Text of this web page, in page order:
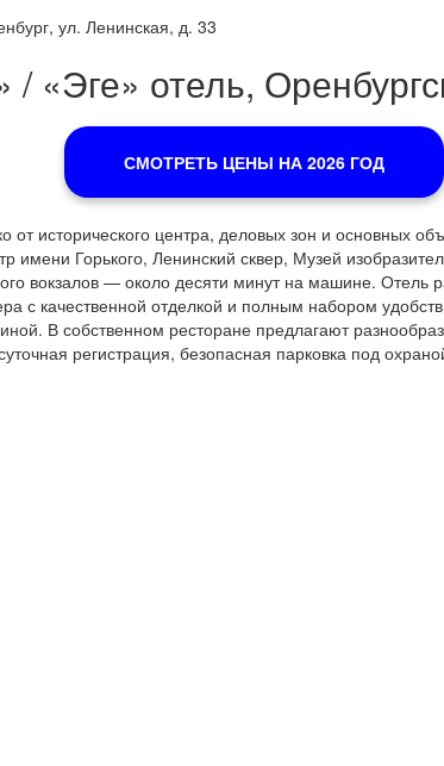
ул. Ленинская, д. 33
«Эге» отель,
СМОТРЕТЬ ЦЕНЫ НА 2026 ГОД
исторического центра, деловых зон и основных
имени Горького, Ленинский сквер, Музей
вокзалов — около десяти минут на машине.
качественной отделкой и полным набором
В собственном ресторане предлагают
регистрация, безопасная парковка под